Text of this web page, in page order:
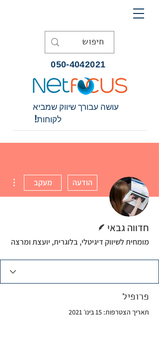
050-4042021
עושה עבורך שיווק שמביא
לקוחות!
הודעה מעקב
חדווה גבאי
מומחית לשיווק דיגיטלי, בלוגרית, יועצת ומרצה
פרופיל
תאריך הצטרפות: 15 בינו׳ 2021